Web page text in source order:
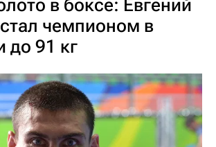
в боксе: Евгений
чемпионом в
до 91 кг